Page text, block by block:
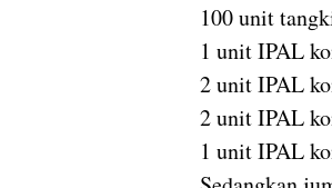
100 unit
1 unit IPAL
2 unit IPAL
2 unit IPAL
1 unit IPAL